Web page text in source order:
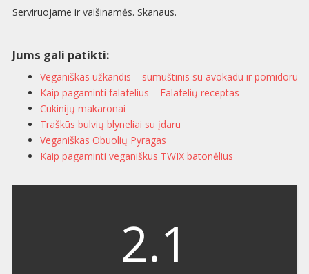
Serviruojame ir vaišinamės. Skanaus.
Jums gali patikti:
Veganiškas užkandis – sumuštinis su avokadu ir pomidoru
Kaip pagaminti falafelius – Falafelių receptas
Cukinijų makaronai
Traškūs bulvių blyneliai su įdaru
Veganiškas Obuolių Pyragas
Kaip pagaminti veganiškus TWIX batonėlius
2.1